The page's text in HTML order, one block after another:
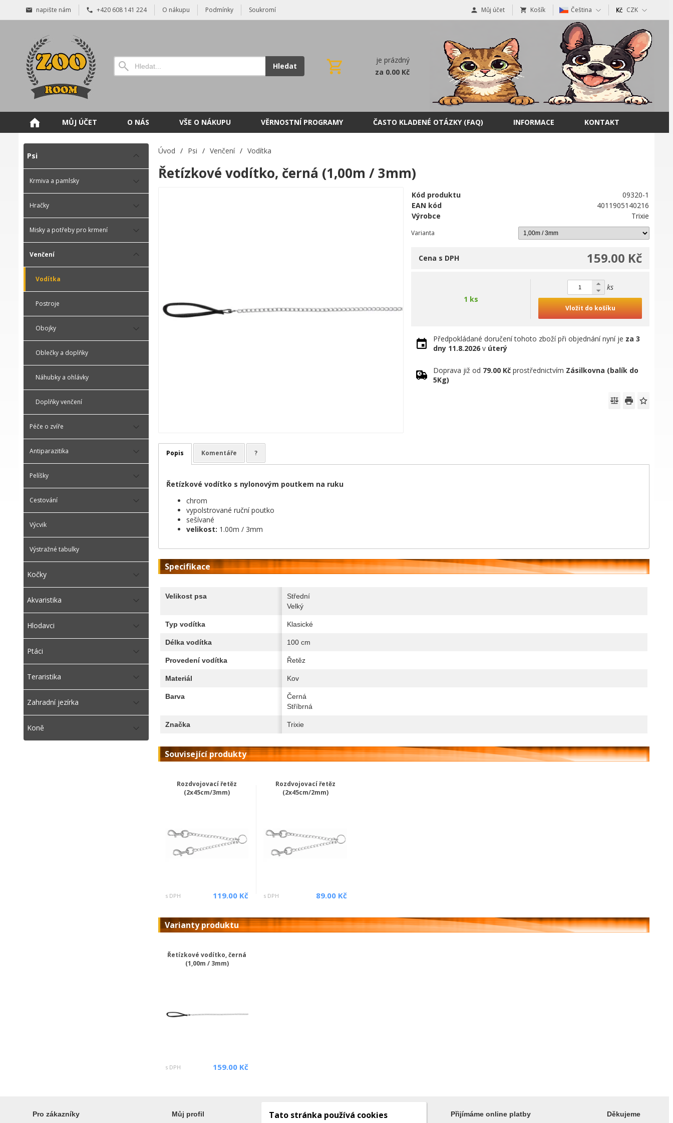
napište nám +420 608 141 224 O nákupu Podmínky Soukromí Můj účet Košík Čeština CZK
Hledat
je prázdný
za 0.00 Kč
MŮJ ÚČET O NÁS VŠE O NÁKUPU VĚRNOSTNÍ PROGRAMY ČASTO KLADENÉ OTÁZKY (FAQ) INFORMACE KONTAKT
Psi
Krmiva a pamlsky
Hračky
Misky a potřeby pro krmení
Venčení
Vodítka
Postroje
Obojky
Oblečky a doplňky
Náhubky a ohlávky
Doplňky venčení
Péče o zvíře
Antiparazitika
Pelíšky
Cestování
Výcvik
Výstražné tabulky
Kočky
Akvaristika
Hlodavci
Ptáci
Teraristika
Zahradní jezírka
Koně
Úvod / Psi / Venčení / Vodítka
Řetízkové vodítko, černá (1,00m / 3mm)
Kód produktu
09320-1
EAN kód
4011905140216
Výrobce
Trixie
Varianta
159.00 Kč
Cena s DPH
1 ks
ks
Vložit do košíku
Předpokládané doručení tohoto zboží při objednání nyní je za 3
dny 11.8.2026 v úterý
Doprava již od 79.00 Kč prostřednictvím Zásilkovna (balík do
5Kg)
Popis Komentáře ?
Řetízkové vodítko s nylonovým poutkem na ruku
chrom
vypolstrované ruční poutko
sešívané
velikost: 1.00m / 3mm
Specifikace
Velikost psa
Střední
Velký
Typ vodítka Klasické
Délka vodítka 100 cm
Provedení vodítka Řetěz
Materiál Kov
Barva
Černá
Stříbrná
Značka Trixie
Související produkty
Rozdvojovací řetěz
(2x45cm/3mm)
s DPH 119.00 Kč
Rozdvojovací řetěz
(2x45cm/2mm)
s DPH 89.00 Kč
Varianty produktu
Řetízkové vodítko, černá
(1,00m / 3mm)
s DPH 159.00 Kč
Pro zákazníky Můj profil Kontakty Přijímáme online platby Děkujeme
Tato stránka používá cookies